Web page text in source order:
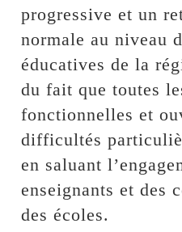
progressive et un
normale au niveau
éducatives de la
du fait que toutes
fonctionnelles et
difficultés
en saluant
enseignants et des
des écoles.